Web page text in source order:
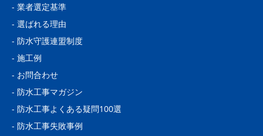
- 業者選定基準
- 選ばれる理由
- 防水守護連盟制度
- 施工例
- お問合わせ
- 防水工事マガジン
- 防水工事よくある疑問100選
- 防水工事失敗事例